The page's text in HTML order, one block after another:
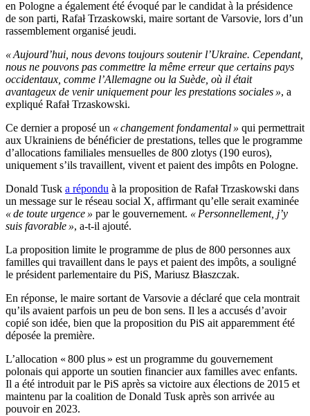
en Pologne a également été évoqué par le candidat à la présidence
de son parti, Rafał Trzaskowski, maire sortant de Varsovie, lors d’un
rassemblement organisé jeudi.
« Aujourd’hui, nous devons toujours soutenir l’Ukraine. Cependant,
nous ne pouvons pas commettre la même erreur que certains pays
occidentaux, comme l’Allemagne ou la Suède, où il était
avantageux de venir uniquement pour les prestations sociales », a
expliqué Rafał Trzaskowski.
Ce dernier a proposé un « changement fondamental » qui permettrait
aux Ukrainiens de bénéficier de prestations, telles que le programme
d’allocations familiales mensuelles de 800 zlotys (190 euros),
uniquement s’ils travaillent, vivent et paient des impôts en Pologne.
Donald Tusk a répondu à la proposition de Rafał Trzaskowski dans
un message sur le réseau social X, affirmant qu’elle serait examinée
« de toute urgence » par le gouvernement. « Personnellement, j’y
suis favorable », a-t-il ajouté.
La proposition limite le programme de plus de 800 personnes aux
familles qui travaillent dans le pays et paient des impôts, a souligné
le président parlementaire du PiS, Mariusz Błaszczak.
En réponse, le maire sortant de Varsovie a déclaré que cela montrait
qu’ils avaient parfois un peu de bon sens. Il les a accusés d’avoir
copié son idée, bien que la proposition du PiS ait apparemment été
déposée la première.
L’allocation « 800 plus » est un programme du gouvernement
polonais qui apporte un soutien financier aux familles avec enfants.
Il a été introduit par le PiS après sa victoire aux élections de 2015 et
maintenu par la coalition de Donald Tusk après son arrivée au
pouvoir en 2023.